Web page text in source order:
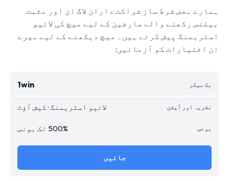
ہمارے بعض شرط ساز شراکت داران لاگ ان اور مثبت
بیلنس رکھنے والے صارفین کے لیے میچ کی لائیو
اسٹریمنگ پیش کرتے ہیں۔ میچ دیکھنے کے لیے میرے
ان اختیارات کو آزمائیں:
1win
لائیو اسٹریمنگ · کیش آؤٹ
500% تک بونس
جائیں